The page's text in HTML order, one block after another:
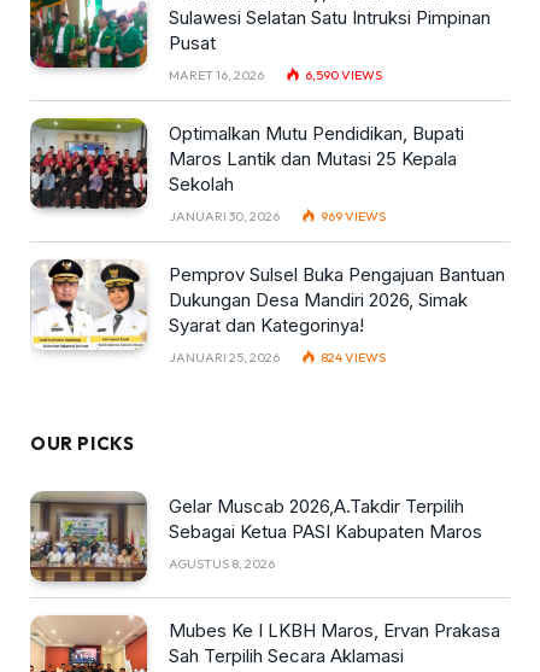
Sulawesi Selatan Satu Intruksi Pimpinan
Pusat
MARET 16, 2026 6,590VIEWS
Optimalkan Mutu Pendidikan, Bupati
Maros Lantik dan Mutasi 25 Kepala
Sekolah
JANUARI 30, 2026 969VIEWS
Pemprov Sulsel Buka Pengajuan Bantuan
Dukungan Desa Mandiri 2026, Simak
Syarat dan Kategorinya!
JANUARI 25, 2026 824VIEWS
OUR PICKS
Gelar Muscab 2026,A.Takdir Terpilih
Sebagai Ketua PASI Kabupaten Maros
AGUSTUS 8, 2026
Mubes Ke I LKBH Maros, Ervan Prakasa
Sah Terpilih Secara Aklamasi